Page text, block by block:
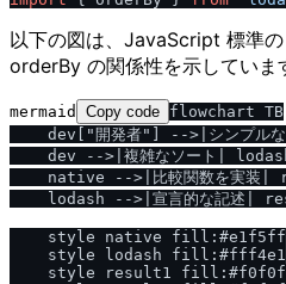
以下の図は、JavaScript 標準
orderBy の関係性を示していま
mermaid Copy code flowchart TB
dev["開発者"] -->|シンプル
dev -->|複雑なソート|
native -->|比較関数を実装|
lodash -->|宣言的な記述|
    style native fill:#e1f5ff
    style lodash fill:#fff4e1
style result1